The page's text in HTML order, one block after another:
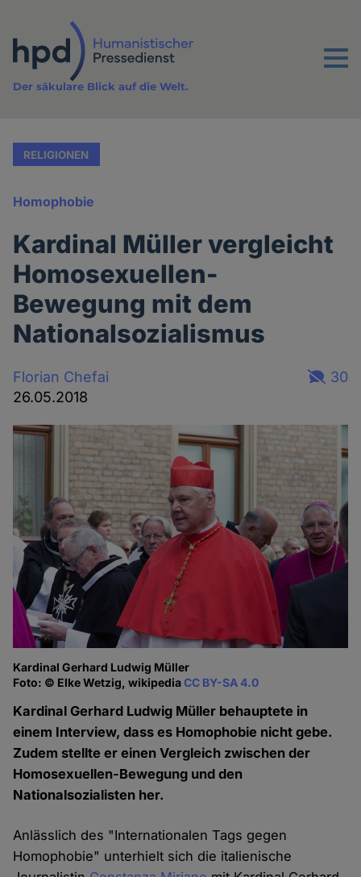
Inhalt
Menu
Der säkulare Blick auf die Welt.
RELIGIONEN
Homophobie
Kardinal Müller vergleicht
Homosexuellen-
Bewegung mit dem
Nationalsozialismus
Florian Chefai
26.05.2018
30
Kardinal Gerhard Ludwig Müller
Foto: © Elke Wetzig, wikipediaCC BY-SA 4.0
Kardinal Gerhard Ludwig Müller behauptete in
einem Interview, dass es Homophobie nicht gebe.
Zudem stellte er einen Vergleich zwischen der
Homosexuellen-Bewegung und den
Nationalsozialisten her.
Anlässlich des "Internationalen Tags gegen
Homophobie" unterhielt sich die italienische